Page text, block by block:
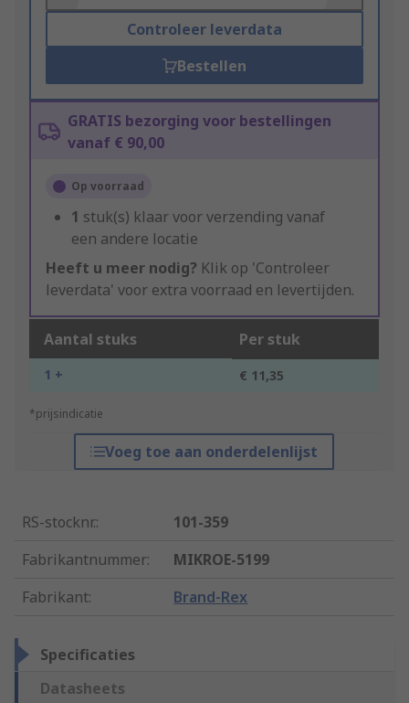
Controleer leverdata
Bestellen
GRATIS bezorging voor bestellingen
vanaf € 90,00
Op voorraad
1 stuk(s) klaar voor verzending vanaf
een andere locatie
Heeft u meer nodig? Klik op 'Controleer
leverdata' voor extra voorraad en levertijden.
Aantal stuks Per stuk
1 + € 11,35
*prijsindicatie
Voeg toe aan onderdelenlijst
RS-stocknr.:
101-359
Fabrikantnummer:
MIKROE-5199
Fabrikant: Brand-Rex
Specificaties
Datasheets